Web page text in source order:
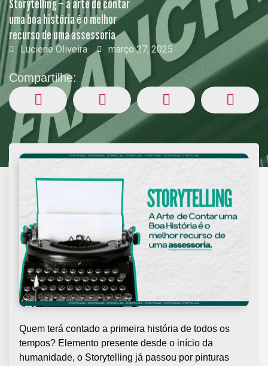
Storytelling – a arte de contar
uma boa história é o melhor
recurso de uma assessoria
Luciene Oliveira março 27, 2025
Compartilhe:
Quem terá contado a primeira história de todos os
tempos? Elemento presente desde o início da
humanidade, o Storytelling já passou por pinturas